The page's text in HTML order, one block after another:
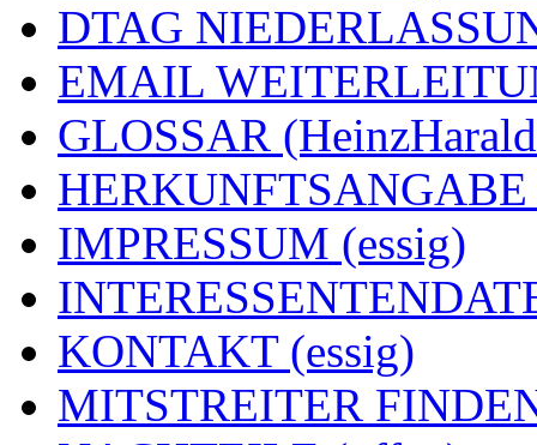
DTAG
EMAIL
GLOSSAR
HERKUNFTSANGABE
IMPRESSUM (essig)
KONTAKT (essig)
MITSTREITER